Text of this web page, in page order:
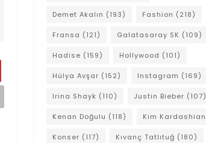
Demet Akalın (193) Fashion (218)
Fransa (121) Galatasaray SK (109)
Hadise (159) Hollywood (101)
Hülya Avşar (152) Instagram (169)
Irina Shayk (110) Justin Bieber (107)
Kenan Doğulu (118) Kim Kardashian
Konser (117) Kıvanç Tatlıtuğ (180)